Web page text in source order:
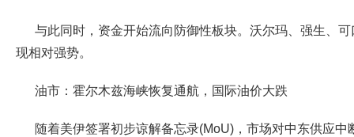
与此同时，资金开始流向防御性板块。沃尔玛、强生、
现相对强势。
油市：霍尔木兹海峡恢复通航，国际油价大跌
随着美伊签署初步谅解备忘录(MoU)，市场对中东供应中